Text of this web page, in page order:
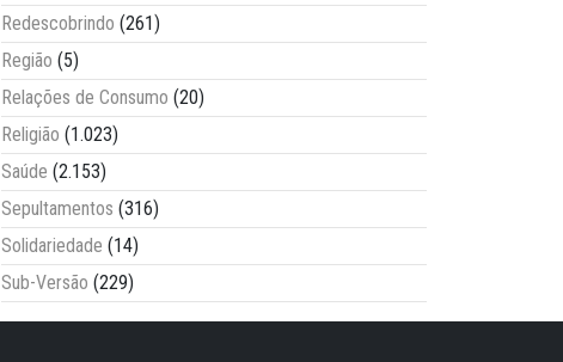
Redescobrindo (261)
Região (5)
Relações de Consumo (20)
Religião (1.023)
Saúde (2.153)
Sepultamentos (316)
Solidariedade (14)
Sub-Versão (229)